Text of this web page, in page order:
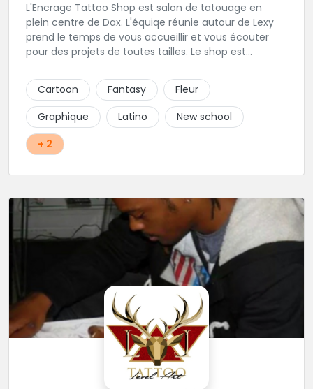
L'Encrage Tattoo Shop est salon de tatouage en
plein centre de Dax. L'équiqe réunie autour de Lexy
prend le temps de vous accueillir et vous écouter
pour des projets de toutes tailles. Le shop est
Traits fins, Newschool, Couleur.
Cartoon Fantasy
Fleur
Graphique
Latino
New school
+ 2